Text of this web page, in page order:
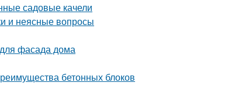
садовые качели
и неясные вопросы
фасада дома
бетонных блоков